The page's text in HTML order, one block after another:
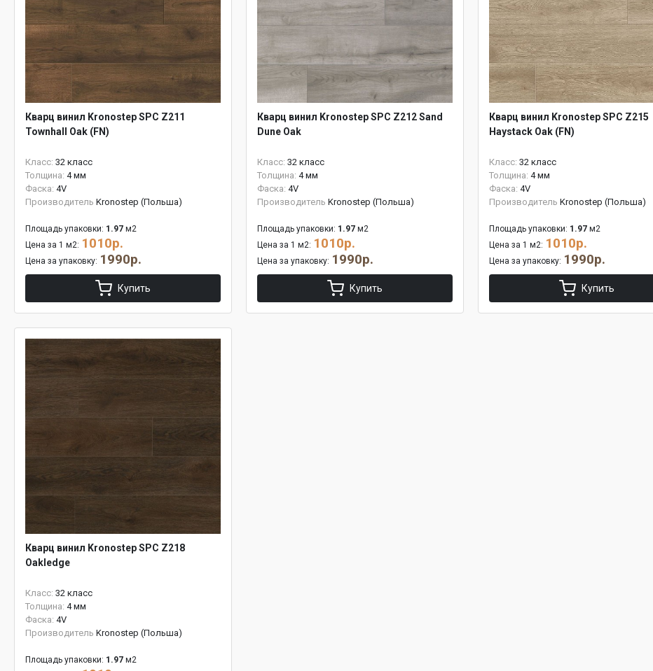
Кварц винил Kronostep SPC Z211
Townhall Oak (FN)
Класс: 32 класс
Толщина: 4 мм
Фаска: 4V
Производитель Kronostep (Польша)
Площадь упаковки: 1.97 м2
Цена за 1 м2: 1010р.
Цена за упаковку: 1990р.
Купить
Кварц винил Kronostep SPC Z212 Sand
Dune Oak
Класс: 32 класс
Толщина: 4 мм
Фаска: 4V
Производитель Kronostep (Польша)
Площадь упаковки: 1.97 м2
Цена за 1 м2: 1010р.
Цена за упаковку: 1990р.
Купить
Кварц винил Kronostep SPC Z215
Haystack Oak (FN)
Класс: 32 класс
Толщина: 4 мм
Фаска: 4V
Производитель Kronostep (Польша)
Площадь упаковки: 1.97 м2
Цена за 1 м2: 1010р.
Цена за упаковку: 1990р.
Купить
Кварц винил Kronostep SPC Z218
Oakledge
Класс: 32 класс
Толщина: 4 мм
Фаска: 4V
Производитель Kronostep (Польша)
Площадь упаковки: 1.97 м2